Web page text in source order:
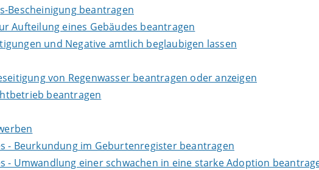
Bescheinigung beantragen
Aufteilung eines Gebäudes beantragen
und Negative amtlich beglaubigen lassen
von Regenwasser beantragen oder anzeigen
beantragen
- Beurkundung im Geburtenregister beantragen
- Umwandlung einer schwachen in eine starke Adoption